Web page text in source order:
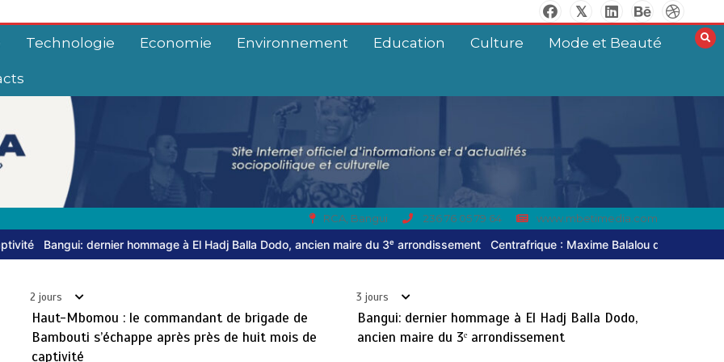
Technologie Economie Environnement Education Culture Mode et Beauté
RCA, Bangui 236 76 05 79 64 www.mbetimedia.com
Balla Dodo, ancien maire du 3ᵉ arrondissement Centrafrique : Maxime Balalou déclare la guerre aux pratiques commerciales
2 jours
Haut-Mbomou : le commandant de brigade de
Bambouti s’échappe après près de huit mois de
captivité
3 jours
Bangui: dernier hommage à El Hadj Balla Dodo,
ancien maire du 3ᵉ arrondissement
déclare la guerre aux pratiques
commerciales illégales à Bangui